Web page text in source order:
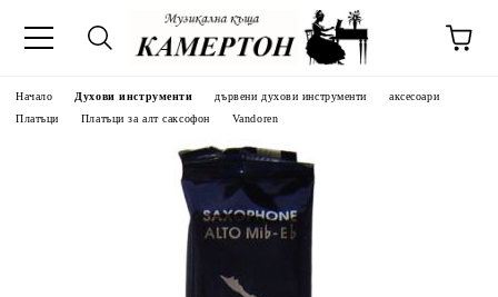
Начало Духови инструменти дървени духови инструменти
аксесоари
Платъци
Платъци за алт саксофон Vandoren